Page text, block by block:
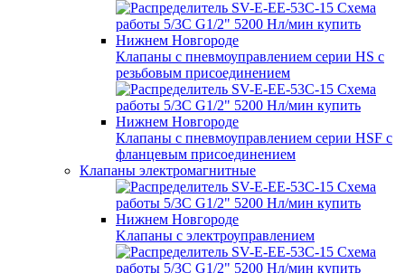
Клапаны с пневмоуправлением серии HS с
резьбовым присоединением
Клапаны с пневмоуправлением серии HSF с
фланцевым присоединением
Клапаны электромагнитные
Kлапаны с электроуправлением